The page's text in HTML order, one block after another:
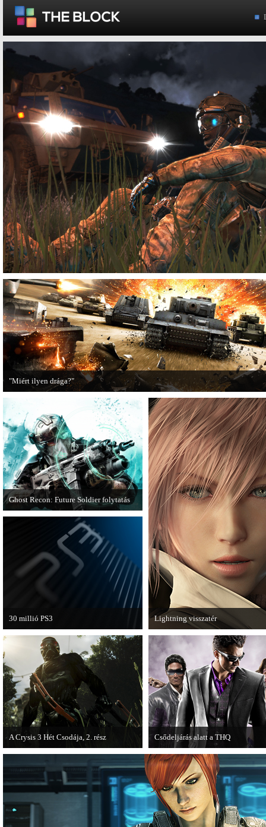
"Miért ilyen drága?"
A PC Guru utánajárt, miért kerülnek olyan sokba a AAA-kategóriás
Ghost Recon: Future Soldier folytatás
Több jel is utal arra, hogy készülőben
van a Ghost Recon: Future Soldier
következő epizódja.
Lightning visszatér
Megjött a Lightning Returns:
Fantasy XIII című játék első
videója.
30 millió PS3
A PAL régióban a PS3 átlépte a 30
milliós eladott darabszámot.
A Crysis 3 Hét Csodája, 2. rész
második része, amely a The Hunt címet
kapta.
Csődeljárás alatt a THQ
Egy újabb videojáték-kiadó került
csődeljárás alá, aki nem más, mint
THQ.